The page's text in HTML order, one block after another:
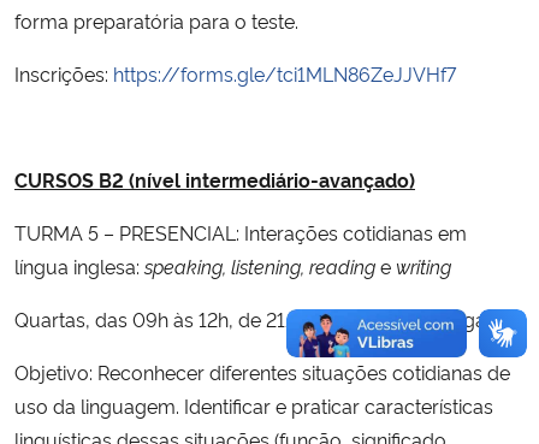
forma preparatória para o teste.
Inscrições: https://forms.gle/tci1MLN86ZeJJVHf7
CURSOS B2 (nível intermediário-avançado)
TURMA 5 – PRESENCIAL: Interações cotidianas em
língua inglesa:speaking, listening, readinge writing
Quartas, das 09h às 12h, de 21/09 a 30/11 – 25 vagas
Objetivo: Reconhecer diferentes situações cotidianas de
uso da linguagem. Identificar e praticar características
linguísticas dessas situações (função, significado,